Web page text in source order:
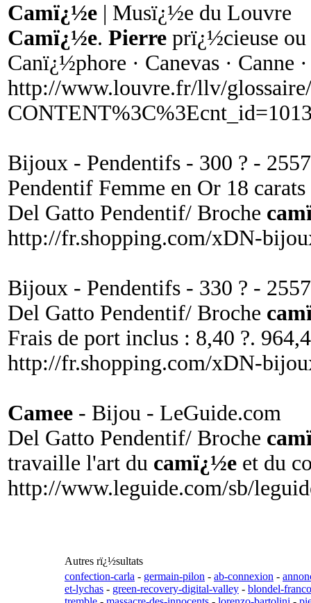
Camï¿½e | Musï¿½e du Louvre
Camï¿½e. Pierre prï¿½cieuse ou
Canï¿½phore · Canevas · Canne
http://www.louvre.fr/llv/
Bijoux - Pendentifs - 300 ? -
Pendentif Femme en Or 18
Del Gatto Pendentif/ Broche
http://fr.shopping.com/xDN-
Bijoux - Pendentifs - 330 ? -
Del Gatto Pendentif/ Broche
Frais de port inclus : 8,40 ?.
http://fr.shopping.com/xDN-
Camee - Bijou - LeGuide.com
Del Gatto Pendentif/ Broche
travaille l'art du camï¿½e et du
http://www.leguide.com/sb/
Autres rï¿½sultats
confection-carla - germain-pilon - ab-connexion -
et-lychas - green-recovery-digital-valley - blondel-